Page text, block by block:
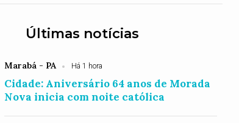
Últimas notícias
Marabá - PA Há 1 hora
Cidade: Aniversário 64 anos de Morada
Nova inicia com noite católica